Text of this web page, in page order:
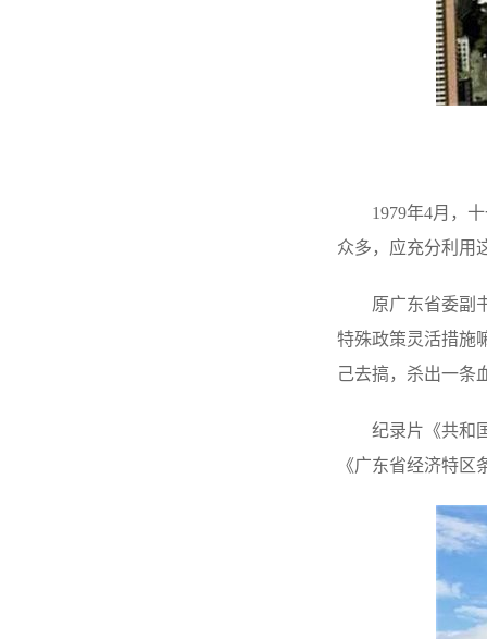
1979年4月，
众多，应充分利用
原广东省委副
特殊政策灵活措施
己去搞，杀出一条
纪录片《共和
《广东省经济特